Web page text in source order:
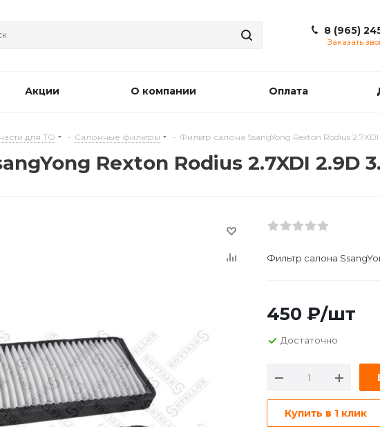
8 (965)
Заказать
Акции О компании Оплата
для ТО - Салонные фильтры - Фильтр салона SsangYong Rexton Rodius
Rexton Rodius 2.7XDI 2.9D
Фильтр салона
450 ₽/шт
Достаточно
Купить в 1 клик